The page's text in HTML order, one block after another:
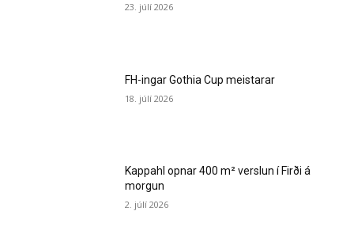
23. júlí 2026
FH-ingar Gothia Cup meistarar
18. júlí 2026
Kappahl opnar 400 m² verslun í Firði á
morgun
2. júlí 2026